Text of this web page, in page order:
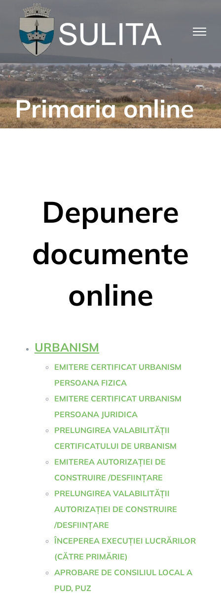
content
Primaria online
Depunere
documente
online
URBANISM
EMITERE CERTIFICAT URBANISM
PERSOANA FIZICA
EMITERE CERTIFICAT URBANISM
PERSOANA JURIDICA
PRELUNGIREA VALABILITĂȚII
CERTIFICATULUI DE URBANISM
EMITEREA AUTORIZAȚIEI DE
CONSTRUIRE /DESFIINȚARE
PRELUNGIREA VALABILITĂȚII
AUTORIZAȚIEI DE CONSTRUIRE
/DESFIINȚARE
ÎNCEPEREA EXECUȚIEI LUCRĂRILOR
(CĂTRE PRIMĂRIE)
APROBARE DE CONSILIUL LOCAL A
PUD, PUZ